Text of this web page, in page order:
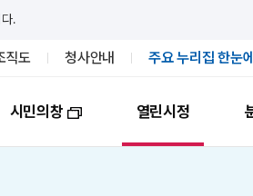
.
직도 청사안내 주요 누리집 한눈
시민의창 열린시정